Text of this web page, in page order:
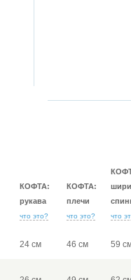
КОФТА:
рукава
что это?
КОФТА:
плечи
что это? что
24 см 46 см 59